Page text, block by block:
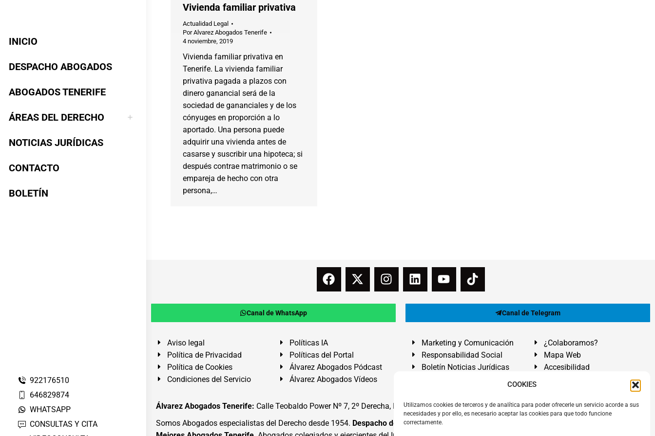
COOKIES
Utilizamos cookies de terceros y de analítica para poder ofrecerle un servicio acorde a sus
necesidades y por ello, es necesario aceptar las cookies para que todo funcione
correctamente.
INICIO
DESPACHO ABOGADOS
ABOGADOS TENERIFE
ÁREAS DEL DERECHO
NOTICIAS JURÍDICAS
CONTACTO
BOLETÍN
922176510
646829874
WHATSAPP
CONSULTAS Y CITA
Vivienda familiar privativa
Actualidad Legal
PorAlvarez Abogados Tenerife
4 noviembre, 2019
Vivienda familiar privativa en
Tenerife. La vivienda familiar
privativa pagada a plazos con
dinero ganancial será de la
sociedad de gananciales y de los
cónyuges en proporción a lo
aportado. Una persona puede
adquirir una vivienda antes de
casarse y suscribir una hipoteca; si
después contrae matrimonio o se
empareja de hecho con otra
persona,…
Canal de WhatsApp Canal de Telegram
Aviso legal
Política de Privacidad
Política de Cookies
Condiciones del Servicio
Políticas IA
Políticas del Portal
Álvarez Abogados Pódcast
Álvarez Abogados Vídeos
Marketing y Comunicación
Responsabilidad Social
Boletín Noticias Jurídicas
¿Colaboramos?
Mapa Web
Accesibilidad
Álvarez Abogados Tenerife: Calle Teobaldo Power Nº 7, 2º Derecha, El Médano, Granadilla de Abona, Santa Cruz de Tenerife. Islas Canarias.
Somos Abogados especialistas del Derecho desde 1954. Despacho de Abogados El Médano